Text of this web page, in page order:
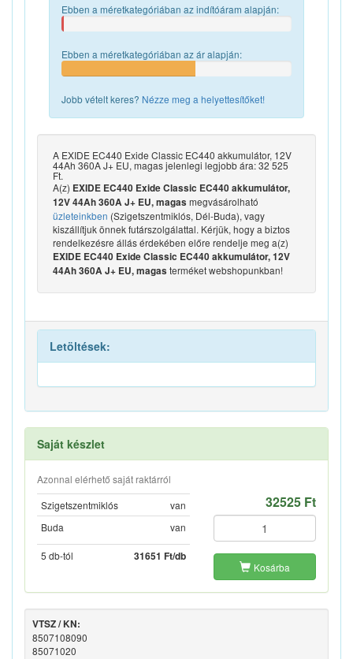
Ebben a méretkategóriában az indítóáram alapján:
Ebben a méretkategóriában az ár alapján:
Jobb vételt keres? Nézze meg a helyettesítőket!
A EXIDE EC440 Exide Classic EC440 akkumulátor, 12V
44Ah 360A J+ EU, magas jelenlegi legjobb ára: 32 525
Ft.
A(z) EXIDE EC440 Exide Classic EC440 akkumulátor,
12V 44Ah 360A J+ EU, magas megvásárolható
üzleteinkben (Szigetszentmiklós, Dél-Buda), vagy
kiszállítjuk önnek futárszolgálattal. Kérjük, hogy a biztos
rendelkezésre állás érdekében előre rendelje meg a(z)
EXIDE EC440 Exide Classic EC440 akkumulátor, 12V
44Ah 360A J+ EU, magas terméket webshopunkban!
Letöltések:
Saját készlet
Azonnal elérhető saját raktárról
Szigetszentmiklós
van
Buda
van
5 db-tól 31651 Ft/db
32525 Ft
Kosárba
VTSZ / KN:
8507108090
85071020